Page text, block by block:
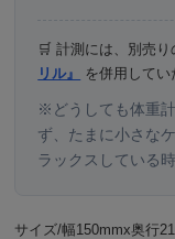
🛒 計測には、別売り
リル』
を併用してい
※どうしても体重
ず、たまに小さな
ラックスしている
サイズ/幅150mmx奥行